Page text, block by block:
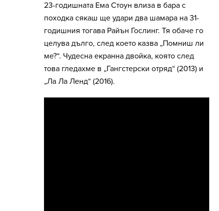
23-годишната Ема Стоун влиза в бара с
походка сякаш ще удари два шамара на 31-
годишния тогава Райън Гослинг. Тя обаче го
целува дълго, след което казва „Помниш ли
ме?“. Чудесна екранна двойка, която след
това гледахме в „Гангстерски отряд“ (2013) и
„Ла Ла Ленд“ (2016).